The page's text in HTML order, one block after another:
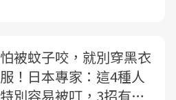
怕被蚊子咬，就別穿黑衣
服！日本專家：這4種人
特別容易被叮，3招有效